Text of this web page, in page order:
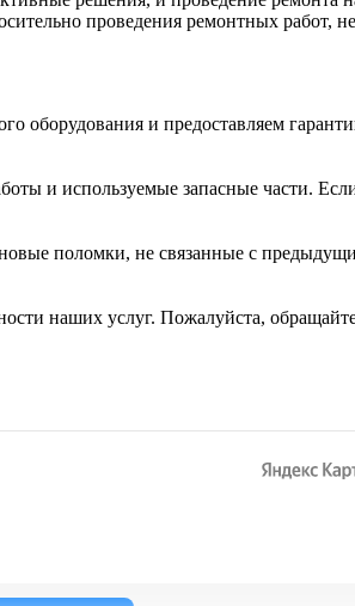
проведения ремонтных работ,
оборудования и предоставляем
и используемые запасные части.
поломки, не связанные с
наших услуг. Пожалуйста,